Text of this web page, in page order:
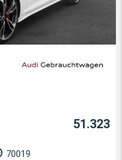
51.323
70019